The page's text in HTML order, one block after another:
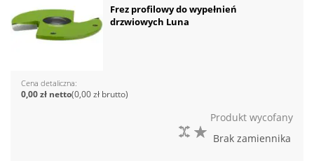
Frez profilowy do wypełnień
drzwiowych Luna
Cena detaliczna
0,00 zł
0,00 zł
DO PORÓWNANIA
Produkt wycofany
Brak zamiennika